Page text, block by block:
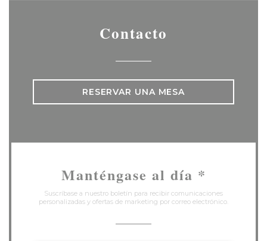
Contacto
RESERVAR UNA MESA
Manténgase al día *
Suscríbase a nuestro boletín para recibir comunicaciones
personalizadas y ofertas de marketing por correo electrónico.